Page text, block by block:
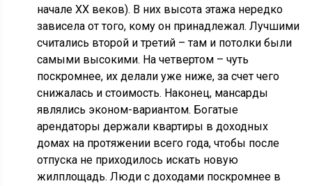
начале XX веков). В них высота этажа нередко
зависела от того, кому он принадлежал. Лучшими
считались второй и третий – там и потолки были
самыми высокими. На четвертом – чуть
поскромнее, их делали уже ниже, за счет чего
снижалась и стоимость. Наконец, мансарды
являлись эконом-вариантом. Богатые
арендаторы держали квартиры в доходных
домах на протяжении всего года, чтобы после
отпуска не приходилось искать новую
жилплощадь. Люди с доходами поскромнее в